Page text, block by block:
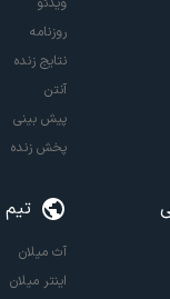
روزنامه
نتایج زنده
آنتن
پیش بینی
پخش زنده
آث میلان
اینتر میلان